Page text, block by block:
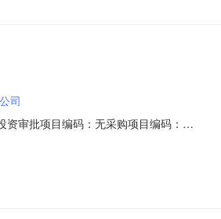
司
审批项目编码：无采购项目编码：
中介：中联玉德设计咨询有限公司,中奕佳